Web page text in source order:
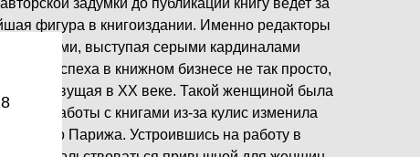
фигура в книгоиздании. Именно редакторы
писателями, выступая серыми кардиналами
успеха в книжном бизнесе не так просто,
живущая в ХХ веке. Такой женщиной была
лет работы с книгами из-за кулис изменила
до Парижа. Устроившись на работу в